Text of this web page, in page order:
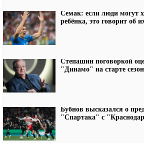
Семак: если люди могут
ребёнка, это говорит об
Степашин поговоркой
"Динамо" на старте
Бубнов высказался о
"Спартака" с